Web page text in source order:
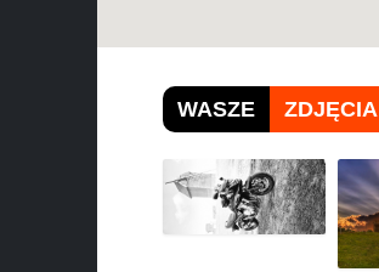
WASZE ZDJĘCIA